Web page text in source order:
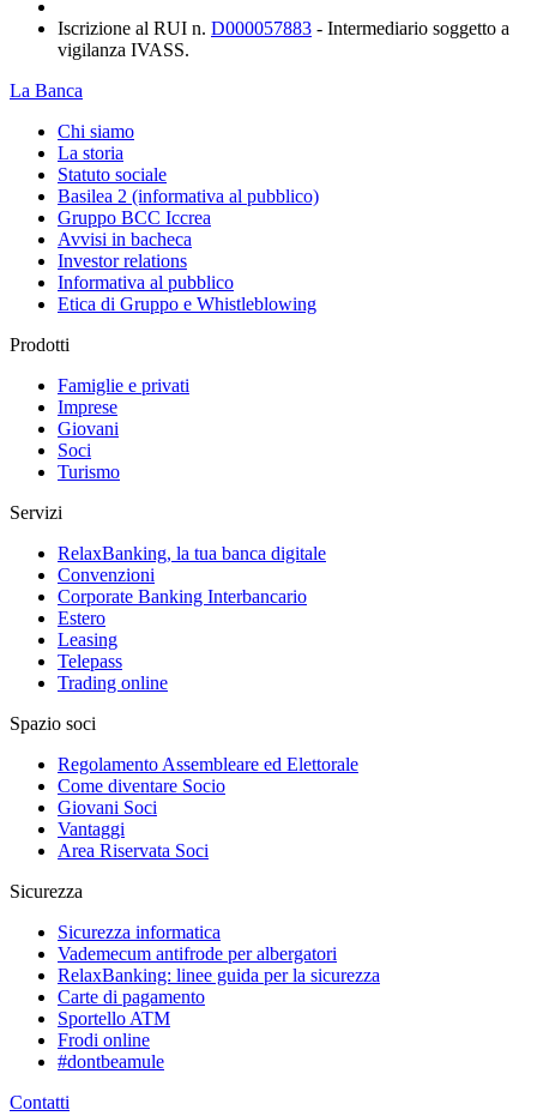
Iscrizione al RUI n. D000057883 - Intermediario soggetto a
vigilanza IVASS.
La Banca
Chi siamo
La storia
Statuto sociale
Basilea 2 (informativa al pubblico)
Gruppo BCC Iccrea
Avvisi in bacheca
Investor relations
Informativa al pubblico
Etica di Gruppo e Whistleblowing
Prodotti
Famiglie e privati
Imprese
Giovani
Soci
Turismo
Servizi
RelaxBanking, la tua banca digitale
Convenzioni
Corporate Banking Interbancario
Estero
Leasing
Telepass
Trading online
Spazio soci
Regolamento Assembleare ed Elettorale
Come diventare Socio
Giovani Soci
Vantaggi
Area Riservata Soci
Sicurezza
Sicurezza informatica
Vademecum antifrode per albergatori
RelaxBanking: linee guida per la sicurezza
Carte di pagamento
Sportello ATM
Frodi online
#dontbeamule
Contatti